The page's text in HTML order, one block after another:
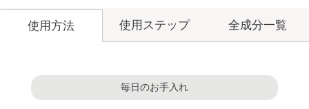
使用方法
毎日のお手入れ
使用ステップ 全成分一覧